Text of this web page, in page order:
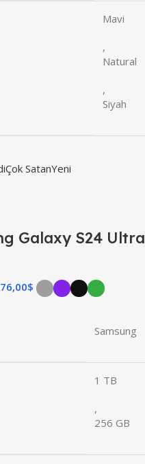
Mavi
,
Natural
,
Siyah
Çok SatanYeni
Galaxy S24 Ultra
$
Samsung
1 TB
,
256 GB